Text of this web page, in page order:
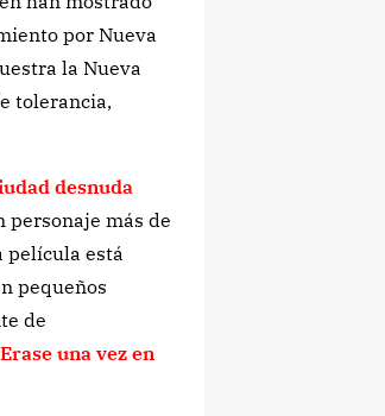
por Nueva
la Nueva
tolerancia,
desnuda
personaje más de
película está
pequeños
de
Erase una vez en